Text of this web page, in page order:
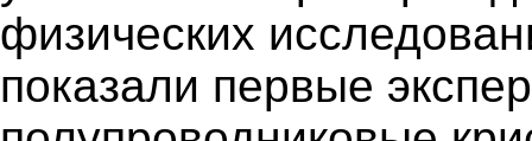
физических
показали первые